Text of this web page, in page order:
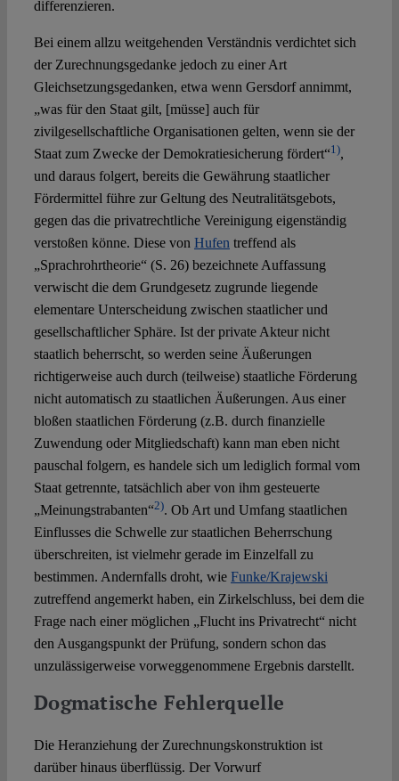
differenzieren.
Bei einem allzu weitgehenden Verständnis verdichtet sich
der Zurechnungsgedanke jedoch zu einer Art
Gleichsetzungsgedanken, etwa wenn Gersdorf annimmt,
„was für den Staat gilt, [müsse] auch für
zivilgesellschaftliche Organisationen gelten, wenn sie der
Staat zum Zwecke der Demokratiesicherung fördert“1),
und daraus folgert, bereits die Gewährung staatlicher
Fördermittel führe zur Geltung des Neutralitätsgebots,
gegen das die privatrechtliche Vereinigung eigenständig
verstoßen könne. Diese von Hufen treffend als
„Sprachrohrtheorie“ (S. 26) bezeichnete Auffassung
verwischt die dem Grundgesetz zugrunde liegende
elementare Unterscheidung zwischen staatlicher und
gesellschaftlicher Sphäre. Ist der private Akteur nicht
staatlich beherrscht, so werden seine Äußerungen
richtigerweise auch durch (teilweise) staatliche Förderung
nicht automatisch zu staatlichen Äußerungen. Aus einer
bloßen staatlichen Förderung (z.B. durch finanzielle
Zuwendung oder Mitgliedschaft) kann man eben nicht
pauschal folgern, es handele sich um lediglich formal vom
Staat getrennte, tatsächlich aber von ihm gesteuerte
„Meinungstrabanten“2). Ob Art und Umfang staatlichen
Einflusses die Schwelle zur staatlichen Beherrschung
überschreiten, ist vielmehr gerade im Einzelfall zu
bestimmen. Andernfalls droht, wie Funke/Krajewski
zutreffend angemerkt haben, ein Zirkelschluss, bei dem die
Frage nach einer möglichen „Flucht ins Privatrecht“ nicht
den Ausgangspunkt der Prüfung, sondern schon das
unzulässigerweise vorweggenommene Ergebnis darstellt.
Dogmatische Fehlerquelle
Die Heranziehung der Zurechnungskonstruktion ist
darüber hinaus überflüssig. Der Vorwurf